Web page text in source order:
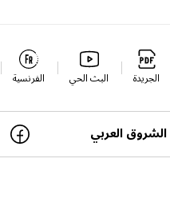
الجريدة البث الحي الفرنسية
الشروق العربي